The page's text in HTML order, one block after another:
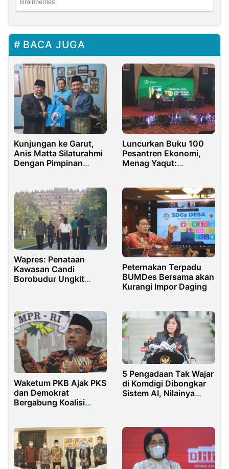
BACA JUGA
Kunjungan ke Garut,
Anis Matta Silaturahmi
Dengan Pimpinan
Luncurkan Buku 100
Pesantren Ekonomi,
Menag Yaqut:
Wapres: Penataan
Kawasan Candi
Borobudur Ungkit
Peternakan Terpadu
BUMDes Bersama akan
Kurangi Impor Daging
Waketum PKB Ajak PKS
dan Demokrat
Bergabung Koalisi
5 Pengadaan Tak Wajar
di Komdigi Dibongkar
Sistem AI, Nilainya